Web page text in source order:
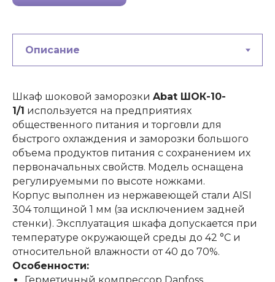
Шкаф шоковой заморозки Abat ШОК-10-
1/1 используется на предприятиях
общественного питания и торговли для
быстрого охлаждения и заморозки большого
объема продуктов питания с сохранением их
первоначальных свойств. Модель оснащена
регулируемыми по высоте ножками.
Корпус выполнен из нержавеющей стали AISI
304 толщиной 1 мм (за исключением задней
стенки). Эксплуатация шкафа допускается при
температуре окружающей среды до 42 °C и
относительной влажности от 40 до 70%.
Особенности: